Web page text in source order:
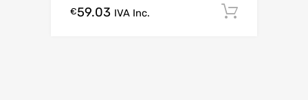
€59.03 IVA Inc.